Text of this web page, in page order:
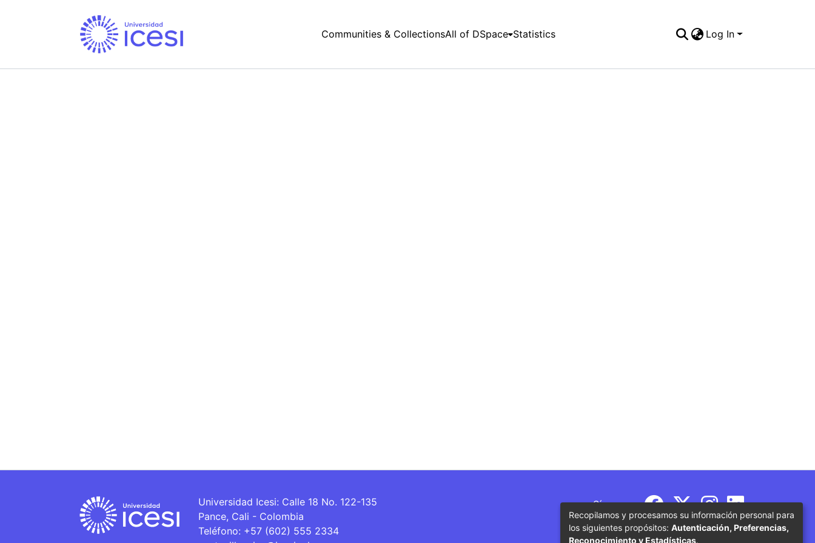
Communities & CollectionsAll of DSpace Statistics Log In
Universidad Icesi: Calle 18 No. 122-135
Pance, Cali - Colombia
Teléfono: +57 (602) 555 2334
Síguenos
Recopilamos y procesamos su información personal para
los siguientes propósitos: Autenticación, Preferencias,
Reconocimiento y Estadísticas.